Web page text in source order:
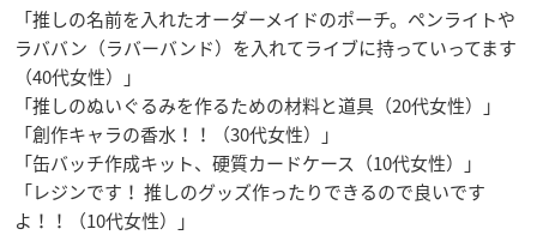
「推しの名前を入れたオーダーメイドのポーチ。ペンライトや
ラババン（ラバーバンド）を入れてライブに持っていってます
（40代女性）」
「推しのぬいぐるみを作るための材料と道具（20代女性）」
「創作キャラの香水！！（30代女性）」
「缶バッチ作成キット、硬質カードケース（10代女性）」
「レジンです！ 推しのグッズ作ったりできるので良いです
よ！！（10代女性）」